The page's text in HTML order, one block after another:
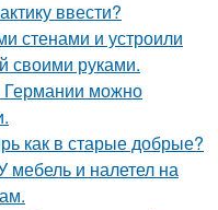
ввести?
стенами и устроили
своими руками.
Германии можно
как в старые добрые?
мебель и налетел на